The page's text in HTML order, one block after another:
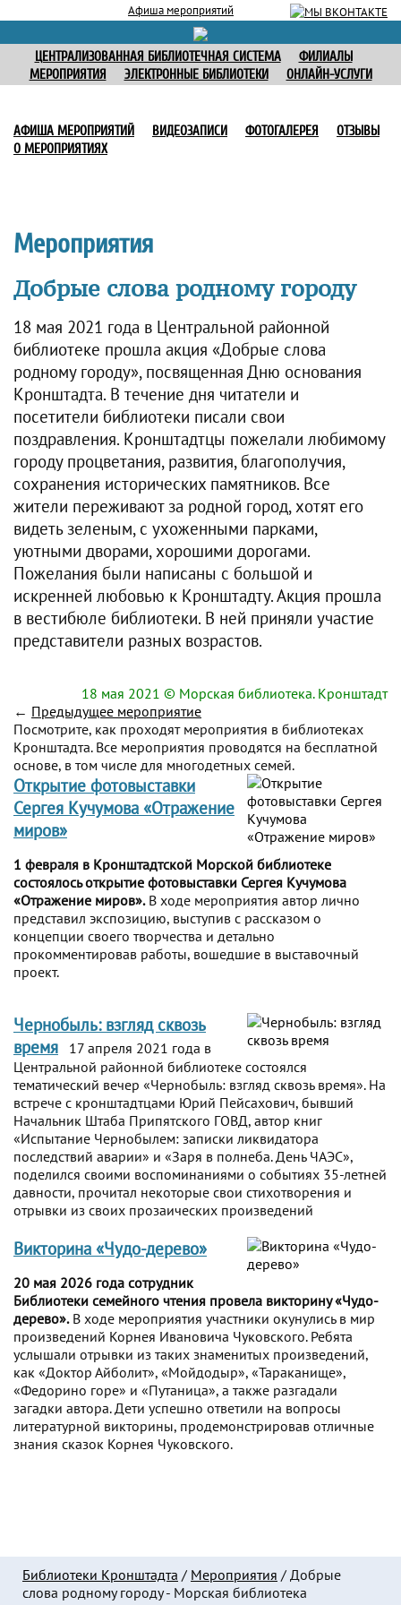
Афиша мероприятий
ЦЕНТРАЛИЗОВАННАЯ БИБЛИОТЕЧНАЯ СИСТЕМА
ФИЛИАЛЫ
МЕРОПРИЯТИЯ
ЭЛЕКТРОННЫЕ БИБЛИОТЕКИ ОНЛАЙН-УСЛУГИ
АФИША МЕРОПРИЯТИЙ ВИДЕОЗАПИСИ ФОТОГАЛЕРЕЯ
ОТЗЫВЫ
О МЕРОПРИЯТИЯХ
Мероприятия
Добрые слова родному городу
18 мая 2021 года в Центральной районной
библиотеке прошла акция «Добрые слова
родному городу», посвященная Дню основания
Кронштадта. В течение дня читатели и
посетители библиотеки писали свои
поздравления. Кронштадтцы пожелали любимому
городу процветания, развития, благополучия,
сохранения исторических памятников. Все
жители переживают за родной город, хотят его
видеть зеленым, с ухоженными парками,
уютными дворами, хорошими дорогами.
Пожелания были написаны с большой и
искренней любовью к Кронштадту. Акция прошла
в вестибюле библиотеки. В ней приняли участие
представители разных возрастов.
18 мая 2021 © Морская библиотека. Кронштадт
← Предыдущее мероприятие
Посмотрите, как проходят мероприятия в библиотеках
Кронштадта. Все мероприятия проводятся на бесплатной
основе, в том числе для многодетных семей.
Открытие фотовыставки
Сергея Кучумова «Отражение
миров»
1 февраля в Кронштадтской Морской библиотеке
состоялось открытие фотовыставки Сергея Кучумова
«Отражение миров».В ходе мероприятия автор лично
представил экспозицию, выступив с рассказом о
концепции своего творчества и детально
прокомментировав работы, вошедшие в выставочный
проект.
Чернобыль: взгляд сквозь
время
17 апреля 2021 года в
Центральной районной библиотеке состоялся
тематический вечер «Чернобыль: взгляд сквозь время». На
встрече с кронштадтцами Юрий Пейсахович, бывший
Начальник Штаба Припятского ГОВД, автор книг
«Испытание Чернобылем: записки ликвидатора
последствий аварии» и «Заря в полнеба. День ЧАЭС»,
поделился своими воспоминаниями о событиях 35-летней
давности, прочитал некоторые свои стихотворения и
отрывки из своих прозаических произведений
Викторина «Чудо-дерево»
20 мая 2026 года сотрудник
Библиотеки семейного чтения провела викторину «Чудо-
дерево».В ходе мероприятия участники окунулись в мир
произведений Корнея Ивановича Чуковского. Ребята
услышали отрывки из таких знаменитых произведений,
как «Доктор Айболит», «Мойдодыр», «Тараканище»,
«Федорино горе» и «Путаница», а также разгадали
загадки автора. Дети успешно ответили на вопросы
литературной викторины, продемонстрировав отличные
знания сказок Корнея Чуковского.
Библиотеки Кронштадта / Мероприятия / Добрые
слова родному городу - Морская библиотека